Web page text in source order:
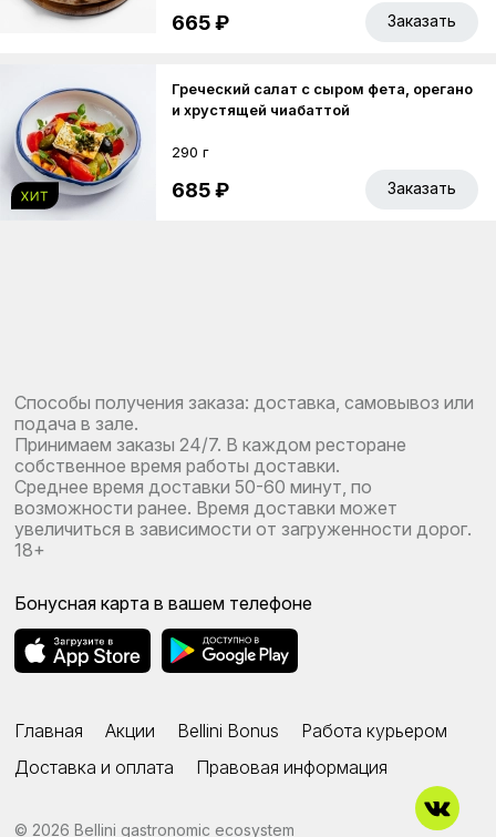
665 ₽ Заказать
Греческий салат с сыром фета, орегано
и хрустящей чиабаттой
290 г
685 ₽ Заказать
Способы получения заказа: доставка, самовывоз или
подача в зале.
Принимаем заказы 24/7. В каждом ресторане
собственное время работы доставки.
Среднее время доставки 50-60 минут, по
возможности ранее. Время доставки может
увеличиться в зависимости от загруженности дорог.
18+
Бонусная карта в вашем телефоне
Главная Акции Bellini Bonus
Работа курьером
Доставка и оплата
Правовая информация
© 2026 Bellini gastronomic ecosystem